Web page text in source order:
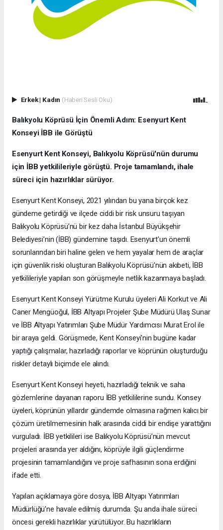
Erkek| Kadın (Haberi Sesli Oku)
Balıkyolu Köprüsü İçin Önemli Adım: Esenyurt Kent
Konseyi İBB ile Görüştü
Esenyurt Kent Konseyi, Balıkyolu Köprüsü'nün durumu
için İBB yetkilileriyle görüştü. Proje tamamlandı, ihale
süreci için hazırlıklar sürüyor.
Esenyurt Kent Konseyi, 2021 yılından bu yana birçok kez
gündeme getirdiği ve ilçede ciddi bir risk unsuru taşıyan
Balıkyolu Köprüsü’nü bir kez daha İstanbul Büyükşehir
Belediyesi’nin (İBB) gündemine taşıdı. Esenyurt’un önemli
sorunlarından biri haline gelen ve hem yayalar hem de araçlar
için güvenlik riski oluşturan Balıkyolu Köprüsü’nün akıbeti, İBB
yetkilileriyle yapılan son görüşmeyle netlik kazanmaya başladı.
Esenyurt Kent Konseyi Yürütme Kurulu üyeleri Ali Korkut ve Ali
Caner Mengüoğul, İBB Altyapı Projeler Şube Müdürü Ulaş Sunar
ve İBB Altyapı Yatırımları Şube Müdür Yardımcısı Murat Erol ile
bir araya geldi. Görüşmede, Kent Konseyi'nin bugüne kadar
yaptığı çalışmalar, hazırladığı raporlar ve köprünün oluşturduğu
riskler detaylı biçimde ele alındı.
Esenyurt Kent Konseyi heyeti, hazırladığı teknik ve saha
gözlemlerine dayanan raporu İBB yetkililerine sundu. Konsey
üyeleri, köprünün yıllardır gündemde olmasına rağmen kalıcı bir
çözüm üretilmemesinin halk arasında ciddi bir endişe yarattığını
vurguladı. İBB yetkilileri ise Balıkyolu Köprüsü’nün mevcut
projeleri arasında yer aldığını, köprüyle ilgili güçlendirme
projesinin tamamlandığını ve proje safhasının sona erdiğini
ifade etti.
Yapılan açıklamaya göre dosya, İBB Altyapı Yatırımları
Müdürlüğü’ne havale edilmiş durumda. Şu anda ihale süreci
öncesi gerekli hazırlıklar yürütülüyor. Bu hazırlıkların